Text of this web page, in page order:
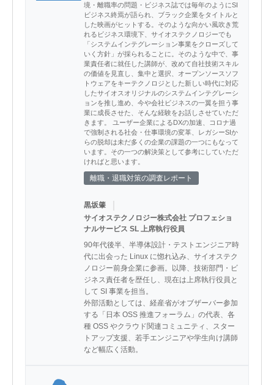
境・離職率の問題・ビジネス誌では毎年のようにSI
ビジネス終焉が語られ、ブラック企業をタイトルと
した映画がヒットする。そのような向かい風吹き荒
れるビジネス環境下、サイオステクノロジーでも
「システムインテグレーション事業をクローズして
いく方針」が採られることに。そのような中で、事
業責任者に就任した講師が、改めて自社技術スキル
の価値を見直し、集中と選択、オープンソースソフ
トウェアをキーテクノロジとした新しい時代に対応
したサイオスオリジナルのシステムインテグレーシ
ョンを推し進め、今や会社ビジネスの一翼を担う事
業に成長させた、そんな経験をお話しさせていただ
きます。 ユーザー企業によるDXの加速、コロナ過
で強制される社会・仕事環境の変革、レガシーSIか
らの脱却は未だ多くの企業の課題の一つにもなって
います。その一つの解決策として参考にしていただ
ければと思います。
離職・退職対策の調査レポート
黒坂肇
サイオステクノロジー株式会社 プロフェショ
ナルサービス SL 上席執行役員
90年代後半、半導体設計・テストエンジニア時
代に出会った Linux に惚れ込み、サイオステク
ノロジー前身企業に参画。以降、技術部門・ビ
ジネス責任者を歴任し、現在は上席執行役員と
して SI 事業を担当。
外部活動としては、経産省がオブザーバー参加
する「日本 OSS 推進フォーラム」の代表、各
種 OSS やクラウド関連コミュニティ、スター
トアップ支援、若手エンジニアや学生向け講師
など幅広く活動。